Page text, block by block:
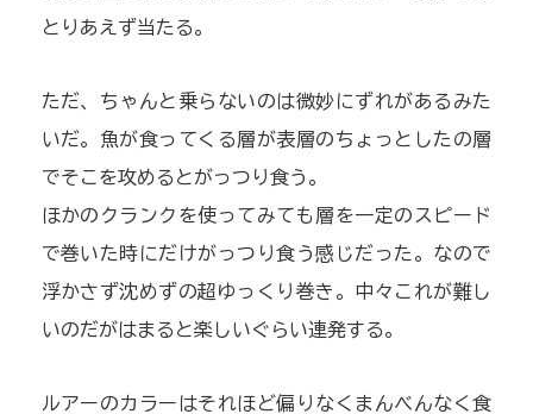
とりあえず当たる。
ただ、ちゃんと乗らないのは微妙にずれがあるみた
いだ。魚が食ってくる層が表層のちょっとしたの層
でそこを攻めるとがっつり食う。
ほかのクランクを使ってみても層を一定のスピード
で巻いた時にだけがっつり食う感じだった。なので
浮かさず沈めずの超ゆっくり巻き。中々これが難し
いのだがはまると楽しいぐらい連発する。
ルアーのカラーはそれほど偏りなくまんべんなく食